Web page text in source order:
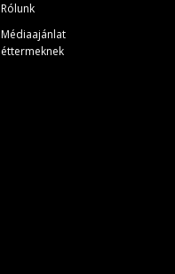
Rólunk
Médiaajánlat
éttermeknek